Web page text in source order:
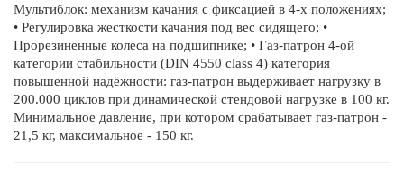
Мультиблок: механизм качания с фиксацией в 4-х положениях;
• Регулировка жесткости качания под вес сидящего; •
Прорезиненные колеса на подшипнике; • Газ-патрон 4-ой
категории стабильности (DIN 4550 class 4) категория
повышенной надёжности: газ-патрон выдерживает нагрузку в
200.000 циклов при динамической стендовой нагрузке в 100 кг.
Минимальное давление, при котором срабатывает газ-патрон -
21,5 кг, максимальное - 150 кг.